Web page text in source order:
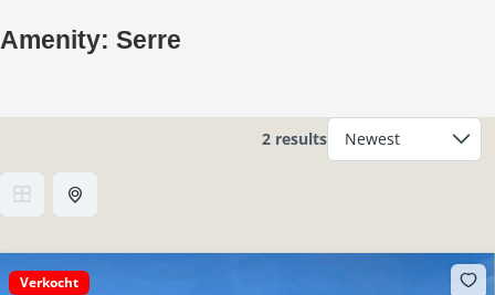
Amenity: Serre
2 results
Verkocht